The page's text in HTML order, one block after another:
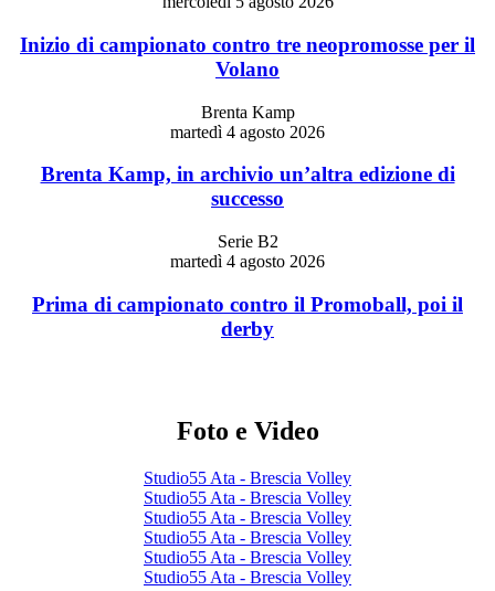
Inizio di campionato contro tre neopromosse per il
Volano
Brenta Kamp
martedì 4 agosto 2026
Brenta Kamp, in archivio un’altra edizione di
successo
Serie B2
martedì 4 agosto 2026
Prima di campionato contro il Promoball, poi il
derby
Foto e Video
Studio55 Ata - Brescia Volley
Studio55 Ata - Brescia Volley
Studio55 Ata - Brescia Volley
Studio55 Ata - Brescia Volley
Studio55 Ata - Brescia Volley
Studio55 Ata - Brescia Volley